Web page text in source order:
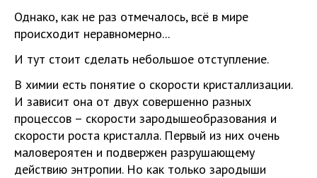
Однако, как не раз отмечалось, всё в мире
происходит неравномерно...
И тут стоит сделать небольшое отступление.
В химии есть понятие о скорости кристаллизации.
И зависит она от двух совершенно разных
процессов – скорости зародышеобразования и
скорости роста кристалла. Первый из них очень
маловероятен и подвержен разрушающему
действию энтропии. Но как только зародыши